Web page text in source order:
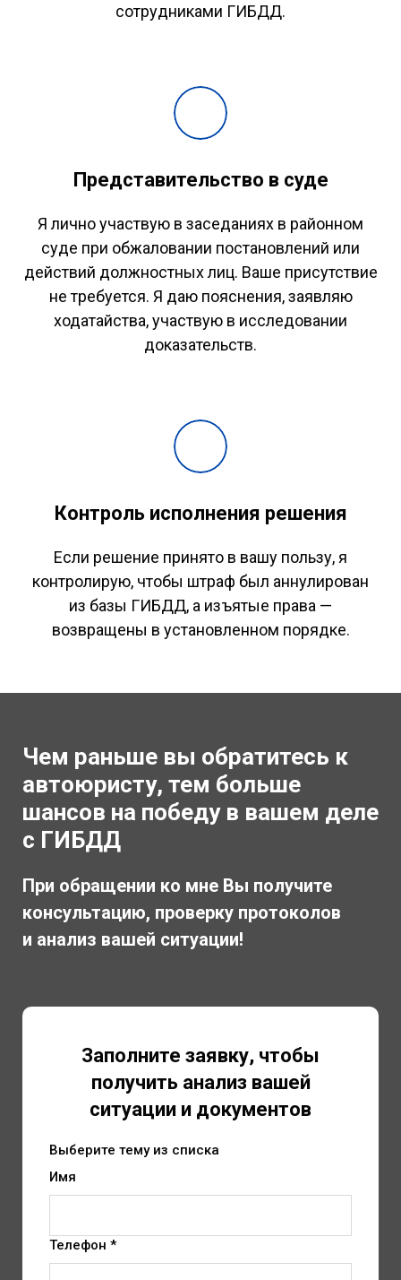
сотрудниками ГИБДД.
Представительство в суде
Я лично участвую в заседаниях в районном
суде при обжаловании постановлений или
действий должностных лиц. Ваше присутствие
не требуется. Я даю пояснения, заявляю
ходатайства, участвую в исследовании
доказательств.
Контроль исполнения решения
Если решение принято в вашу пользу, я
контролирую, чтобы штраф был аннулирован
из базы ГИБДД, а изъятые права —
возвращены в установленном порядке.
Чем раньше вы обратитесь к
автоюристу, тем больше
шансов на победу в вашем деле
с ГИБДД
При обращении ко мне Вы получите
консультацию, проверку протоколов
и анализ вашей ситуации!
Заполните заявку, чтобы
получить анализ вашей
ситуации и документов
Выберите тему из списка
Имя
Телефон *